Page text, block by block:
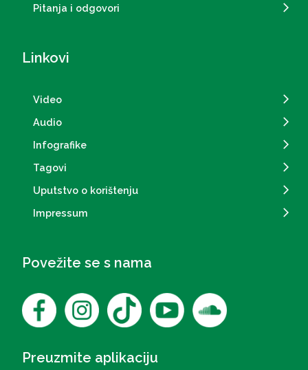
Pitanja i odgovori
Linkovi
Video
Audio
Infografike
Tagovi
Uputstvo o korištenju
Impressum
Povežite se s nama
Preuzmite aplikaciju